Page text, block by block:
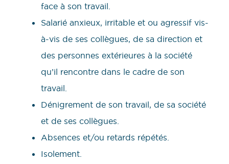
face à son travail.
Salarié anxieux, irritable et ou agressif vis-
à-vis de ses collègues, de sa direction et
des personnes extérieures à la société
qu’il rencontre dans le cadre de son
travail.
Dénigrement de son travail, de sa société
et de ses collègues.
Absences et/ou retards répétés.
Isolement.